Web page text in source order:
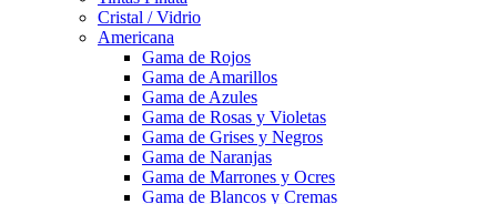
Cristal / Vidrio
Americana
Gama de Rojos
Gama de Amarillos
Gama de Azules
Gama de Rosas y Violetas
Gama de Grises y Negros
Gama de Naranjas
Gama de Marrones y Ocres
Gama de Blancos y Cremas